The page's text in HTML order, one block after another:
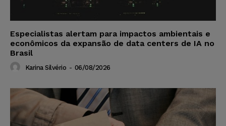
Especialistas alertam para impactos ambientais e
econômicos da expansão de data centers de IA no
Brasil
Karina Silvério - 06/08/2026